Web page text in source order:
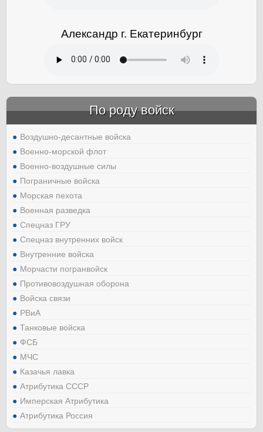
Александр г. Екатеринбург
По роду войск
Воздушно-десантные войска
Военно-морской флот
Военно-воздушные силы
Пограничные войска
Морская пехота
Военная разведка
Спецназ ГРУ
Спецназ внутренних войск
Внутренние войска
Морчасти погранвойск
Противовоздушная оборона
Войска связи
РВиА
Танковые войска
ФСБ
МЧС
Казачья лавка
Атрибутика СССР
Имперская Атрибутика
Атрибутика Россия